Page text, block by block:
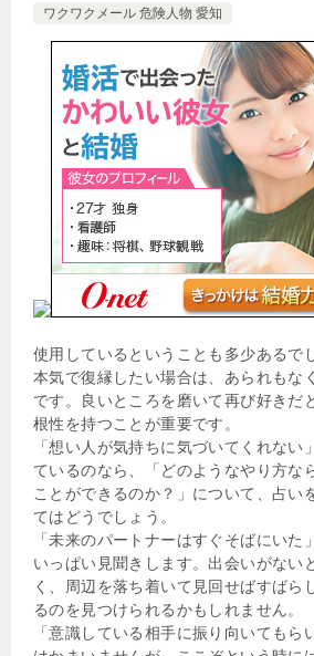
ワクワクメール 危険人物 愛知
使用しているということも多少あるで
本気で復縁したい場合は、あられもな
です。良いところを磨いて再び好きだ
根性を持つことが重要です。
「想い人が気持ちに気づいてくれない
ているのなら、「どのようなやり方な
ことができるのか？」について、占い
てはどうでしょう。
「未来のパートナーはすぐそばにいた
いっぱい見聞きします。出会いがない
く、周辺を落ち着いて見回せばすばら
るのを見つけられるかもしれません。
「意識している相手に振り向いてもら